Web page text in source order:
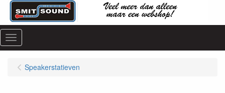
Menu
Speakerstatieven